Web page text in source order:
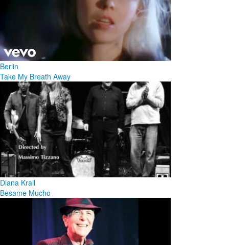
Berlin
Take My Breath Away
Diana Krall
Besame Mucho